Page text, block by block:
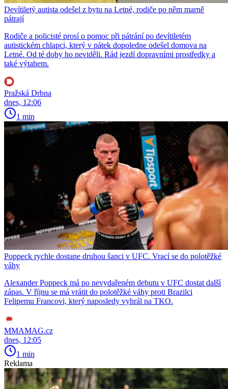
Devítiletý autista odešel z bytu na Letné, rodiče po něm marně
pátrají
Rodiče a policisté prosí o pomoc při pátrání po devítiletém
autistickém chlapci, který v pátek dopoledne odešel domova na
Letné. Od té doby ho neviděli. Rád jezdí dopravními prostředky a
také výtahem.
Pražská Drbna
dnes, 12:06
1 min
Poppeck rychle dostane druhou šanci v UFC. Vrací se do polotěžké
váhy
Alexander Poppeck má po nevydařeném debutu v UFC dostat další
zápas. V říjnu se má vrátit do polotěžké váhy proti Brazilci
Felipemu Francovi, který naposledy vyhrál na TKO.
MMAMAG.cz
dnes, 12:05
1 min
Reklama